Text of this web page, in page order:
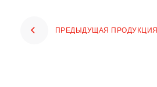
ПРЕДЫДУЩАЯ ПРОДУКЦИЯ